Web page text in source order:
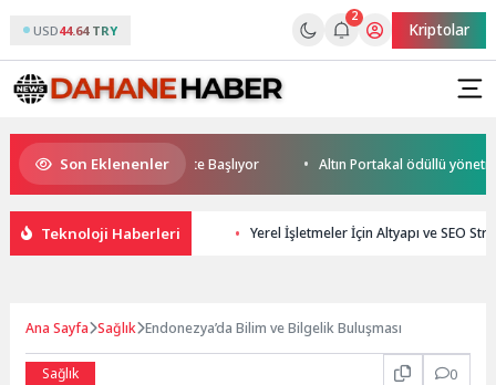
USD44.64 TRY
2
Kriptolar
Son Eklenenler
Cup Heyecanı Paris’te Başlıyor Altın Portakal ödüllü yönetmen
Teknoloji Haberleri Yerel İşletmeler İçin Altyapı ve SEO
Ana Sayfa Sağlık Endonezya’da Bilim ve Bilgelik Buluşması
Sağlık 0